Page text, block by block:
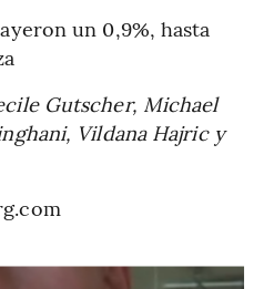
un 0,9%, hasta
Gutscher, Michael
Vildana Hajric y